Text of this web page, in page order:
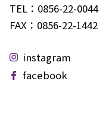
TEL： 0856-22-0044
FAX： 0856-22-1442
instagram
facebook